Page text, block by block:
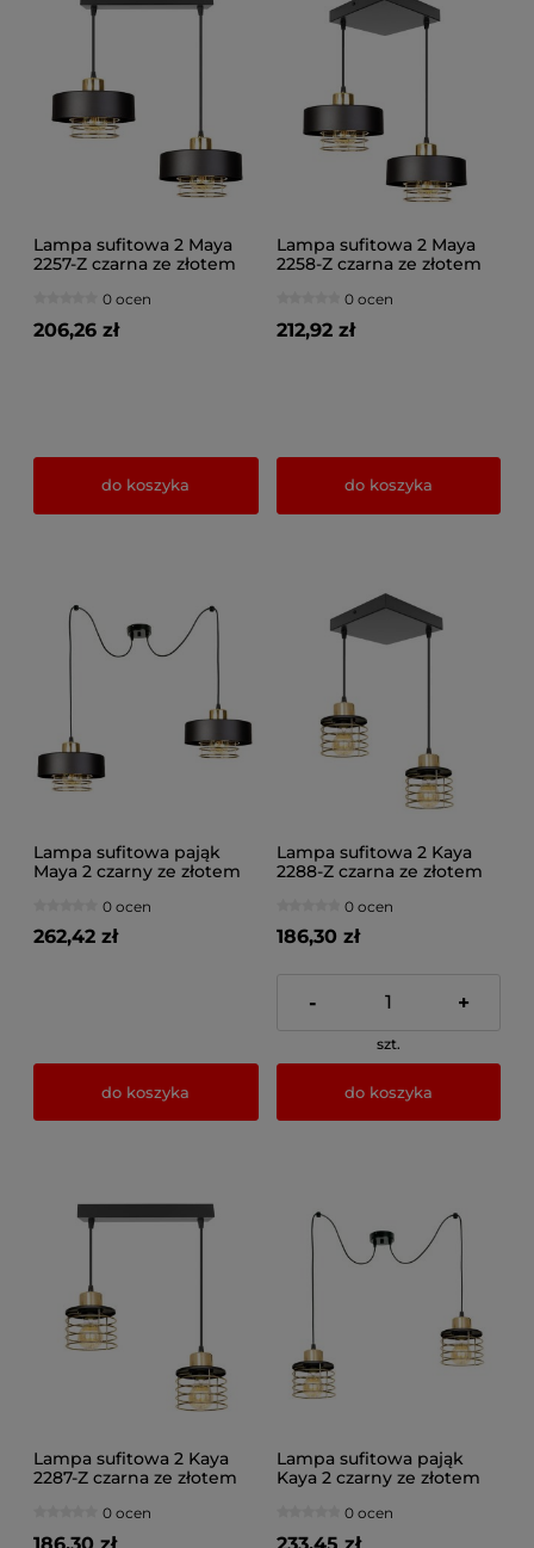
Lampa sufitowa 2 Maya
2257-Z czarna ze złotem
0 ocen
206,26 zł
do koszyka
Lampa sufitowa 2 Maya
2258-Z czarna ze złotem
0 ocen
212,92 zł
do koszyka
Lampa sufitowa pająk
Maya 2 czarny ze złotem
0 ocen
262,42 zł
do koszyka
Lampa sufitowa 2 Kaya
2288-Z czarna ze złotem
0 ocen
186,30 zł
- +
szt.
do koszyka
Lampa sufitowa 2 Kaya
2287-Z czarna ze złotem
0 ocen
Lampa sufitowa pająk
Kaya 2 czarny ze złotem
0 ocen